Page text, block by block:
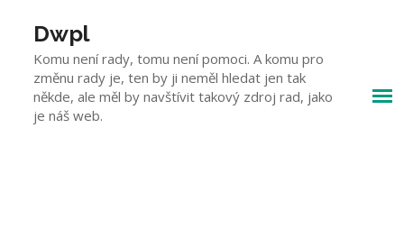
contentDwpl
Komu není rady, tomu není pomoci. A komu pro
změnu rady je, ten by ji neměl hledat jen tak
někde, ale měl by navštívit takový zdroj rad, jako
je náš web.